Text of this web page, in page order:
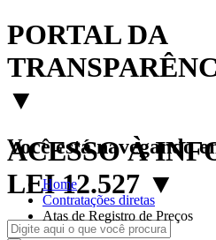
PORTAL DA
▼
ACESSO À
LEI 12.527 ▼
Você está navegando
Home
Contratações diretas
Atas de Registro de Preços